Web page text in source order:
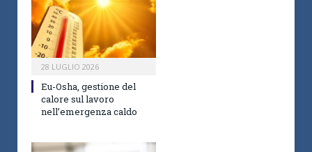
28 LUGLIO 2026
Eu-Osha, gestione del
calore sul lavoro
nell’emergenza caldo